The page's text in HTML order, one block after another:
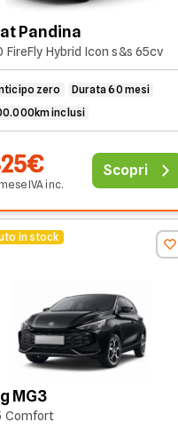
Pandina
FireFly Hybrid Icon s&s 65cv
zero
Durata 60 mesi
inclusi
IVAinc.
Scopri
in stock
MG3
Comfort